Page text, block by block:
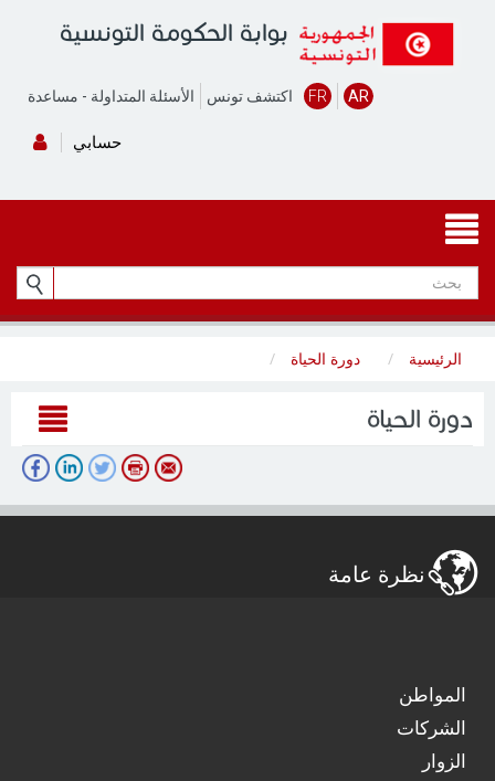
بوابة الحكومة التونسية
الأسئلة المتداولة - مساعدة اكتشف تونس FR AR
حسابي
الرئيسية دورة الحياة
دورة الحياة
نظرة عامة
المواطن
الشركات
الزوار